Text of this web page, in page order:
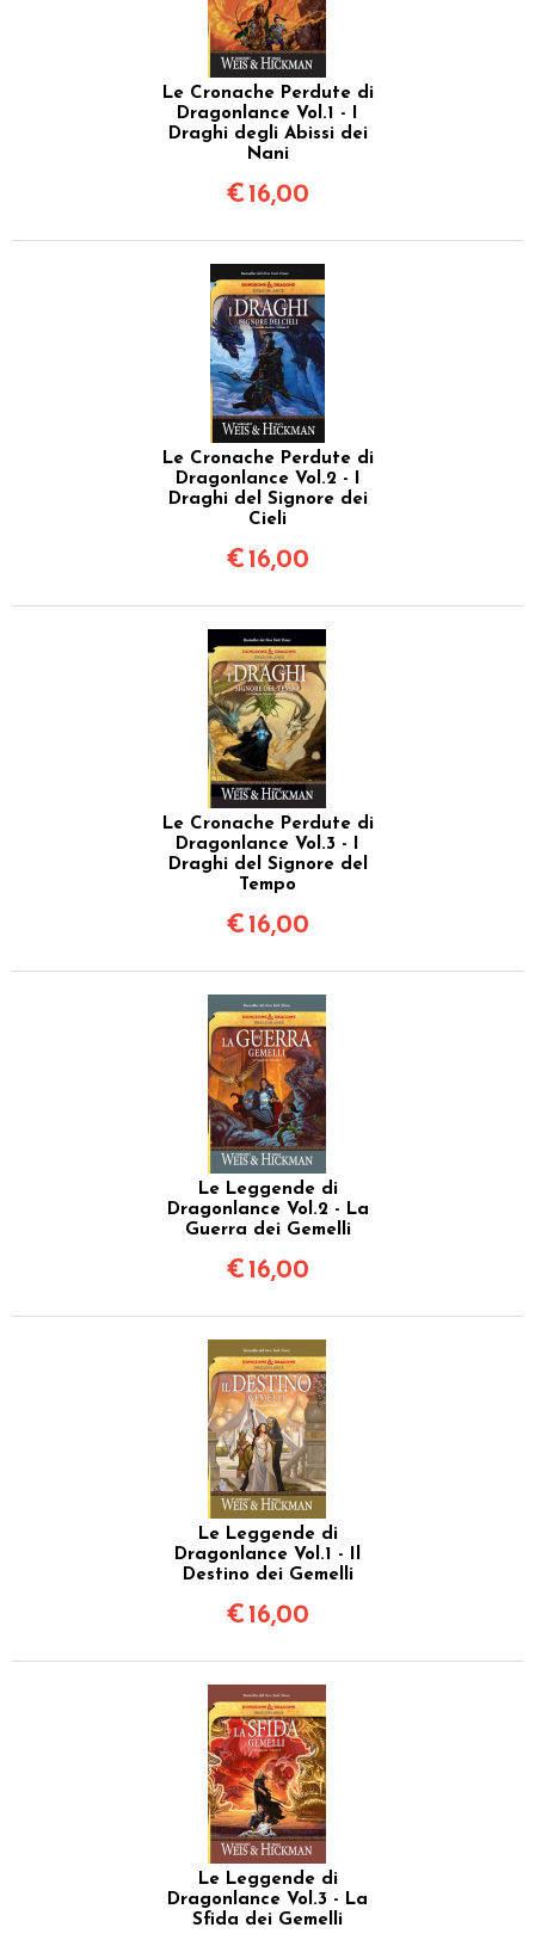
Le Cronache Perdute di
Dragonlance Vol.1 - I
Draghi degli Abissi dei
Nani
€ 16,00
Le Cronache Perdute di
Dragonlance Vol.2 - I
Draghi del Signore dei
Cieli
€ 16,00
Le Cronache Perdute di
Dragonlance Vol.3 - I
Draghi del Signore del
Tempo
€ 16,00
Le Leggende di
Dragonlance Vol.2 - La
Guerra dei Gemelli
€ 16,00
Le Leggende di
Dragonlance Vol.1 - Il
Destino dei Gemelli
€ 16,00
Le Leggende di
Dragonlance Vol.3 - La
Sfida dei Gemelli